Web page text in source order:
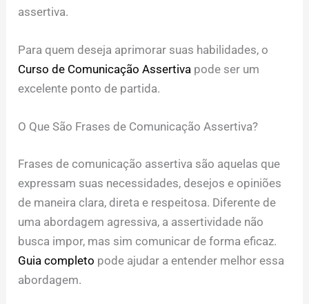
assertiva.
Para quem deseja aprimorar suas habilidades, o
Curso de Comunicação Assertiva pode ser um
excelente ponto de partida.
O Que São Frases de Comunicação Assertiva?
Frases de comunicação assertiva são aquelas que
expressam suas necessidades, desejos e opiniões
de maneira clara, direta e respeitosa. Diferente de
uma abordagem agressiva, a assertividade não
busca impor, mas sim comunicar de forma eficaz.
Guia completo pode ajudar a entender melhor essa
abordagem.